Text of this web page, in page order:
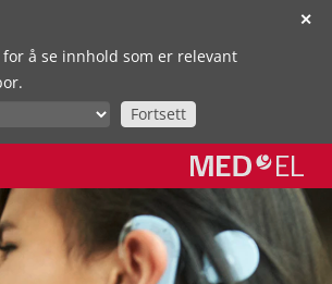
✕
å se innhold som er relevant
Fortsett